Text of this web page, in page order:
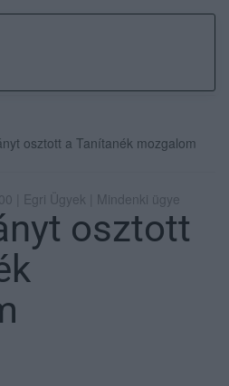
osztott a Tanítanék mozgalom
| Egri Ügyek | Mindenki ügye
osztott